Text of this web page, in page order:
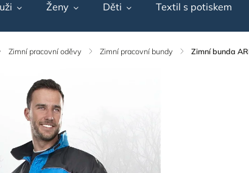
Ženy Děti Textil s potiskem
Zimní pracovní oděvy / Zimní pracovní bundy / Zimní bunda